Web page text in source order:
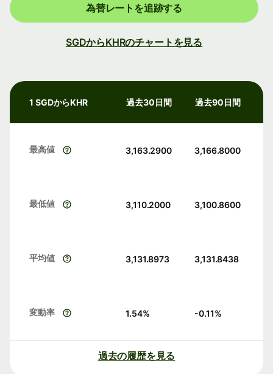
為替レートを追跡する
SGDからKHRのチャートを見る
1 SGDからKHR 過去30日間 過去90日間
最高値 3,163.2900 3,166.8000
最低値 3,110.2000 3,100.8600
平均値 3,131.8973 3,131.8438
変動率 1.54% -0.11%
過去の履歴を見る